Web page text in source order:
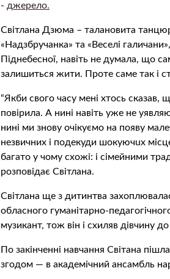
- джерело.
Світлана Дзюма – талановита
«Надзбручанка» та «Веселі
Піднебесної, навіть не думала, що
залишиться жити. Проте саме так і
“Якби свого часу мені хтось
повірила. А нині навіть уже не
нині ми знову очікуємо на появу
незвичних і подекуди шoкyючuх
багато у чому схожі: і сімейними
розповідає Світлана.
Світлана ще з дитинтва
обласного гуманітарно-
музикант, тож він і схиляв дівчину
По закінченні навчання Світана
згодом — в академічний ансамбль